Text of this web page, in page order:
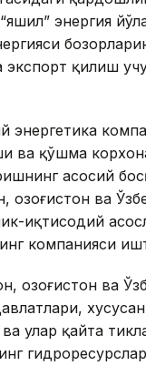
энергия
экспорт қилиш
энергетика
ва қўшма
асосий
Қозоғистон ва
иқтисодий
компанияси
Қозоғистон ва
улар қайта